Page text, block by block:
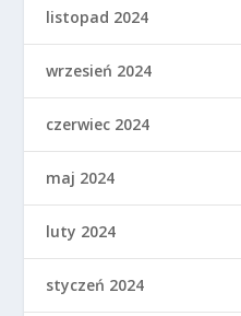
listopad 2024
wrzesień 2024
czerwiec 2024
maj 2024
luty 2024
styczeń 2024